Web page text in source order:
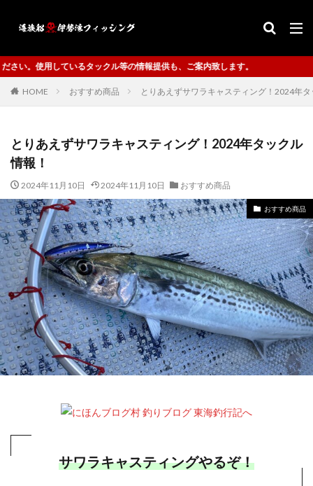
情報提供も、ご案内致します。
HOME おすすめ商品 とりあえずサワラキャスティング！2024年
とりあえずサワラキャスティング！2024年タックル
情報！
2024年11月10日 2024年11月10日 おすすめ商品
おすすめ商品
サワラキャスティングやるぞ！